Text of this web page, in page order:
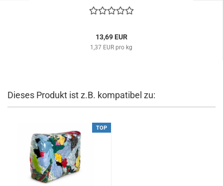
13,69 EUR
1,37 EUR pro kg
Dieses Produkt ist z.B. kompatibel zu:
TOP